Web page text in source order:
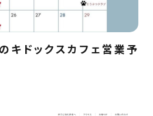
キドックスカフェ営業予